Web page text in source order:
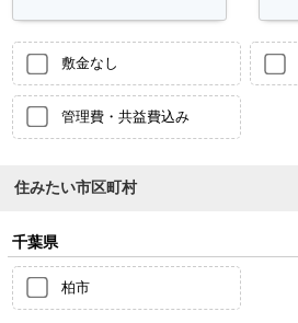
敷金なし
管理費・共益費込み
住みたい市区町村
千葉県
柏市